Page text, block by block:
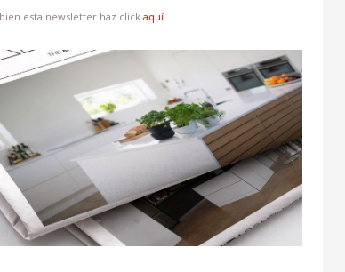
esta newsletter haz clickaquí